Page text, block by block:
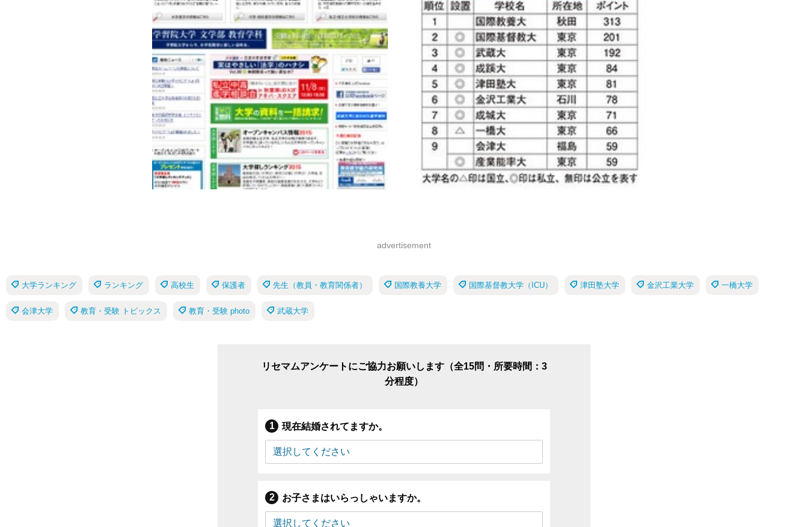
advertisement
大学ランキング ランキング 高校生 保護者 先生（教員・教育関係者） 国際教養大学 国際基督教大学（ICU） 津田塾大学 金沢工業大学 一橋大学
会津大学 教育・受験 トピックス 教育・受験 photo 武蔵大学
リセマムアンケートにご協力お願いします（全15問・所要時間：3
分程度）
現在結婚されてますか。
お子さまはいらっしゃいますか。